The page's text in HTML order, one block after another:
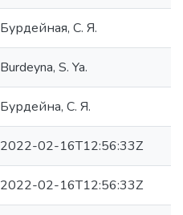
Бурдейная, С. Я.
Burdeyna, S. Ya.
Бурдейна, С. Я.
2022-02-16T12:56:33Z
2022-02-16T12:56:33Z